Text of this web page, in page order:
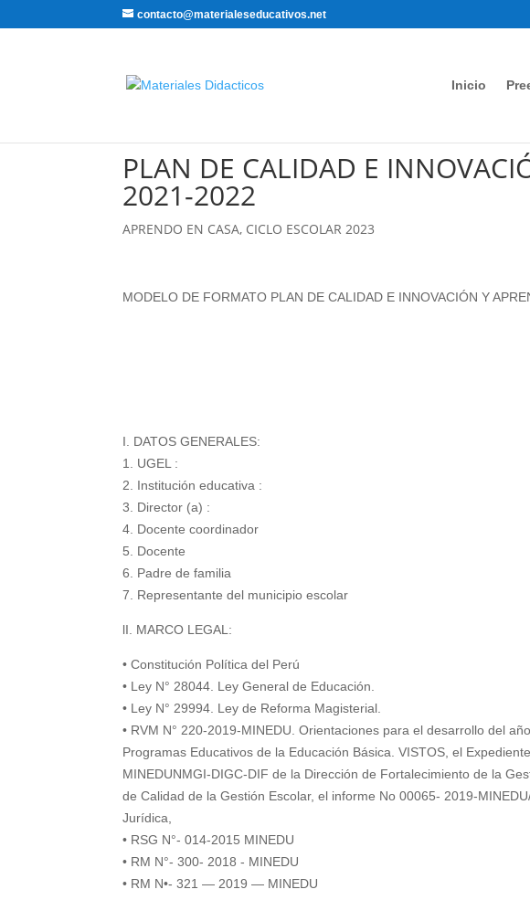
contacto@materialeseducativos.net
Inicio
PLAN DE CALIDAD E
2021-2022
APRENDO EN CASA, CICLO ESCOLAR 2023
MODELO DE FORMATO PLAN DE CALIDAD E INNOVACIÓN Y
I. DATOS GENERALES:
1. UGEL :
2. Institución educativa :
3. Director (a) :
4. Docente coordinador
5. Docente
6. Padre de familia
7. Representante del municipio escolar
lI. MARCO LEGAL:
• Constitución Política del Perú
• Ley N° 28044. Ley General de Educación.
• Ley N° 29994. Ley de Reforma Magisterial.
• RVM N° 220-2019-MINEDU. Orientaciones para el desarrollo del
Programas Educativos de la Educación Básica. VISTOS, el
MINEDUNMGI-DIGC-DIF de la Dirección de Fortalecimiento de la
de Calidad de la Gestión Escolar, el informe No 00065- 2019-
Jurídica,
• RSG N°- 014-2015 MINEDU
• RM N°- 300- 2018 - MINEDU
• RM N•- 321 — 2019 — MINEDU